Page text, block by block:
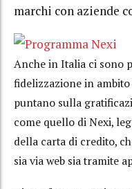
marchi con aziende
Anche in Italia ci sono
fidelizzazione in
puntano sulla
come quello di Nexi,
della carta di credito,
sia via web sia tramite